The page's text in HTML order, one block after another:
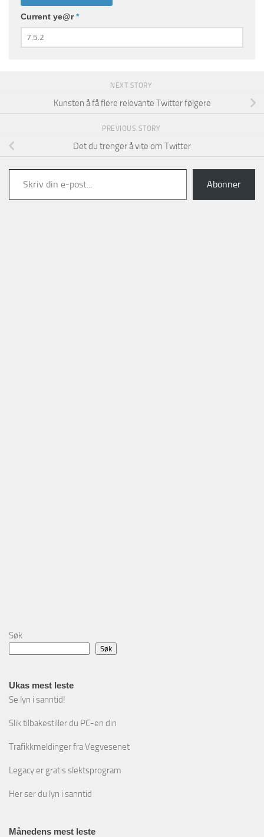
Current ye@r*
NEXT STORY
Kunsten å få flere relevante Twitter følgere
PREVIOUS STORY
Det du trenger å vite om Twitter
Skriv din e-post...
Abonner
Søk
Søk
Ukas mest leste
Se lyn i sanntid!
Slik tilbakestiller du PC-en din
Trafikkmeldinger fra Vegvesenet
Legacy er gratis slektsprogram
Her ser du lyn i sanntid
Månedens mest leste